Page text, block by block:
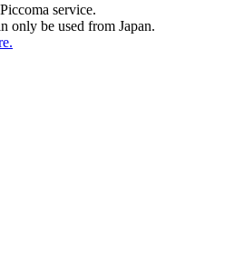
service.
only be used from Japan.